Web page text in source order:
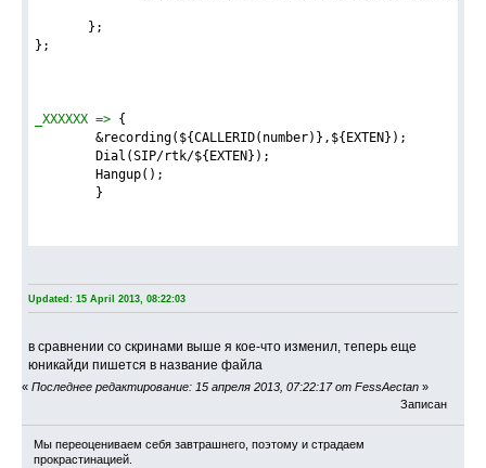
};
};
_XXXXXX => {
&recording(${CALLERID(number)},${EXTEN});
Dial(SIP/rtk/${EXTEN});
Hangup();
}
Updated: 15 April 2013, 08:22:03
в сравнении со скринами выше я кое-что изменил, теперь еще
юникайди пишется в название файла
« Последнее редактирование: 15 апреля 2013, 07:22:17 от FessAectan »
Записан
Мы переоцениваем себя завтрашнего, поэтому и страдаем
прокрастинацией.